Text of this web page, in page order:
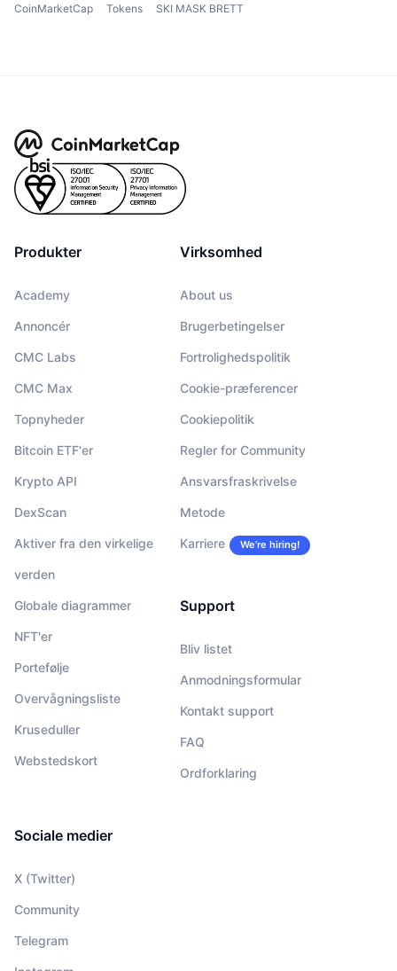
CoinMarketCap Tokens SKI MASK BRETT
Produkter
Academy
Annoncér
CMC Labs
CMC Max
Topnyheder
Bitcoin ETF'er
Krypto API
DexScan
Aktiver fra den virkelige
verden
Globale diagrammer
NFT'er
Portefølje
Overvågningsliste
Kruseduller
Webstedskort
Virksomhed
About us
Brugerbetingelser
Fortrolighedspolitik
Cookie-præferencer
Cookiepolitik
Regler for Community
Ansvarsfraskrivelse
Metode
Karriere We’re hiring!
Support
Bliv listet
Anmodningsformular
Kontakt support
FAQ
Ordforklaring
Sociale medier
X (Twitter)
Community
Telegram